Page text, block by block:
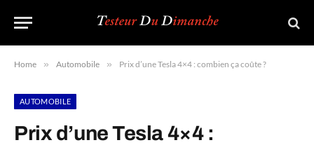
Home » Automobile » Prix d’une Tesla 4×4 : combien ça coûte ?
AUTOMOBILE
Prix d’une Tesla 4×4 :